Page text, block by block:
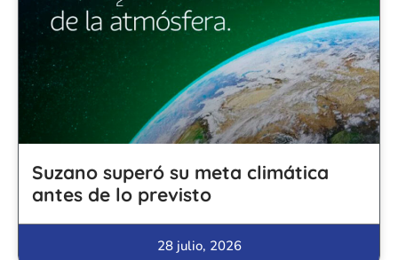
Suzano superó su meta climática
antes de lo previsto
28 julio, 2026